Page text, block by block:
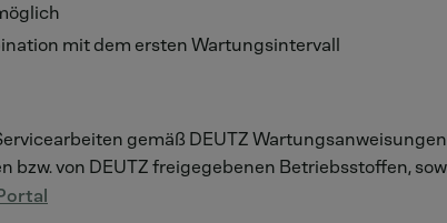
mit dem ersten Wartungsintervall
gemäß DEUTZ Wartungsanweisungen
bzw. von DEUTZ freigegebenen Betriebsstoffen,